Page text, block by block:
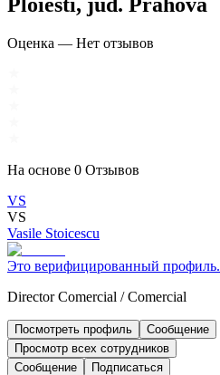
Оценка — Нет отзывов
На основе 0 Отзывов
VS
VS
Vasile Stoicescu
Это верифицированный профиль.
Director Comercial /Comercial
Посмотреть профиль
Сообщение
Просмотр всех сотрудников
Сообщение
Подписаться